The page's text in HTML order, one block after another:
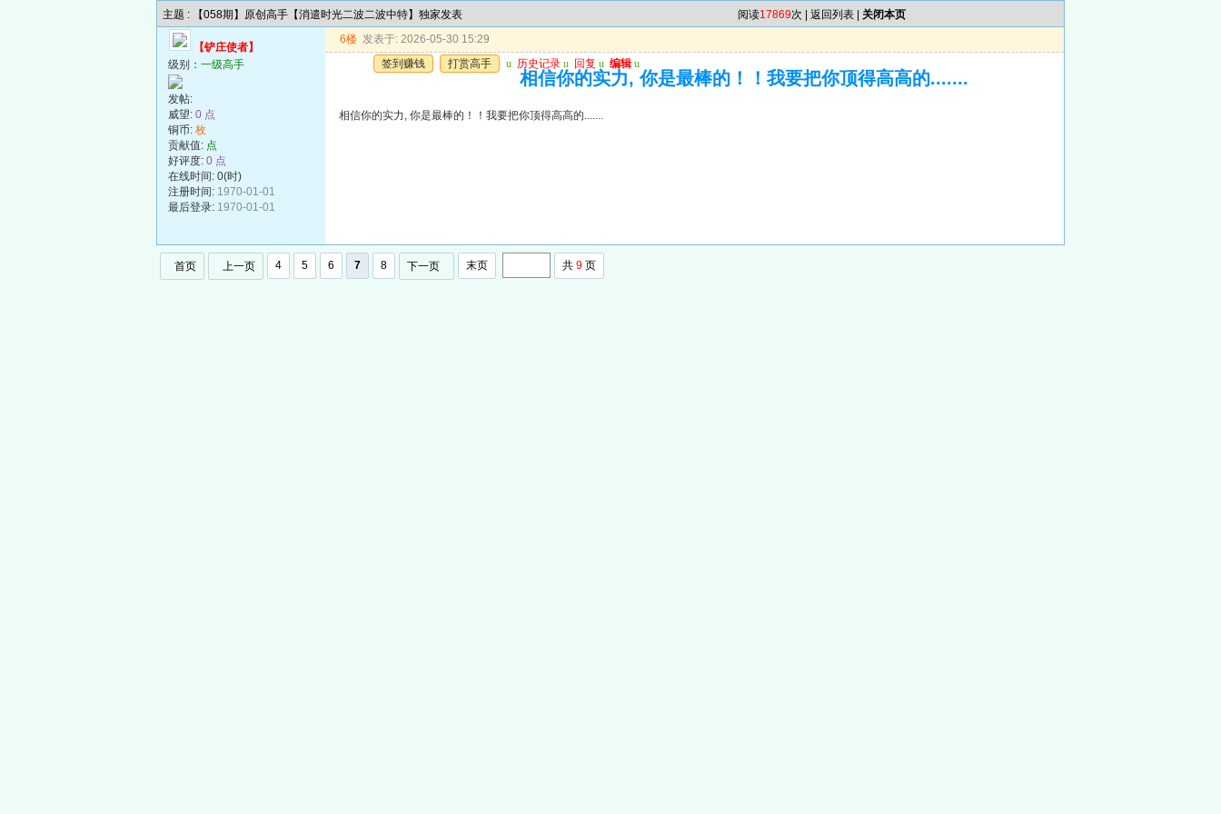
主题 : 【058期】原创高手【消遣时光二波二波中特】独家发表 阅读17869次 | 返回列表 关闭本页
【铲庄使者】
级别： 一级高手
发帖:
威望: 0 点
铜币: 枚
贡献值: 点
好评度: 0 点
在线时间: 0(时)
注册时间: 1970-01-01
最后登录: 1970-01-01
6楼 发表于: 2026-05-30 15:29
签到赚钱
打赏高手 u 历史记录 u 回复 u 编辑 u
相信你的实力, 你是最棒的！！我要把你顶得高高的.......
相信你的实力, 你是最棒的！！我要把你顶得高高的.......
首页 上一页 4 5 6 7 8 下一页 末页 共 9 页